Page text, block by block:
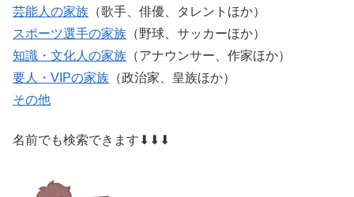
芸能人の家族 （歌手、俳優、タレントほか）
スポーツ選手の家族 （野球、サッカーほか）
知識・文化人の家族 （アナウンサー、作家ほか）
要人・VIPの家族 （政治家、皇族ほか）
その他
名前でも検索できます⬇⬇⬇